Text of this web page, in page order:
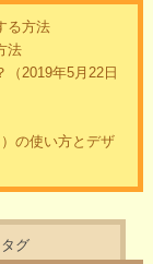
る方法
法
2019年5月22日
の使い方とデザ
タグ